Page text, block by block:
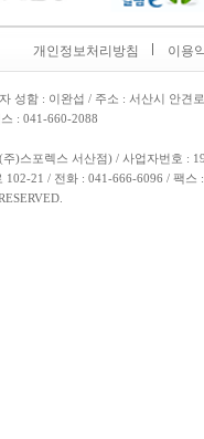
개인정보처리방침 이용
성함 : 이완섭 / 주소 : 서산시 안견
: 041-660-2088
)스포렉스 서산점) / 사업자번호 :
21 / 전화 : 041-666-6096 / 팩스